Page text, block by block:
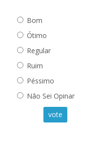
Bom
Ótimo
Regular
Ruim
Péssimo
Não Sei Opinar
vote